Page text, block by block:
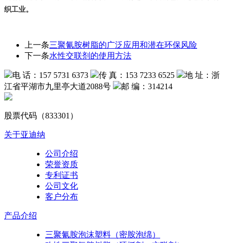
织工业。
上一条三聚氰胺树脂的广泛应用和潜在环保风险
下一条水性交联剂的使用方法
电 话：157 5731 6373 传 真：153 7233 6525
地 址：浙
江省平湖市九里亭大道2088号
邮 编：314214
股票代码（833301）
关于亚迪纳
公司介绍
荣誉资质
专利证书
公司文化
客户分布
产品介绍
三聚氰胺泡沫塑料（密胺泡绵）